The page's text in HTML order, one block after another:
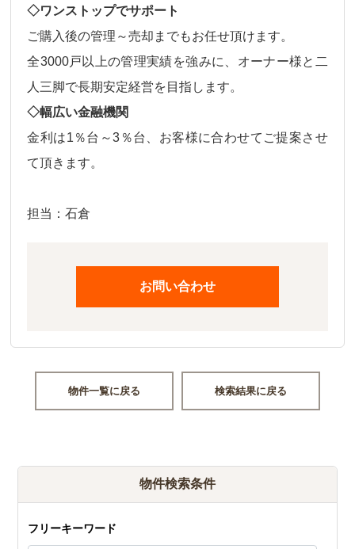
◇ワンストップでサポート
ご購入後の管理～売却 までもお任せ頂けます。
全3000戸以上の管理実績を強みに、オーナー様と二
人三脚で長期安定経営を目指します。
◇幅広い金融機関
金利は1％台～3％台、 お客様に合わせてご提案させ
て頂きます。
担当：石倉
お問い合わせ
物件一覧に戻る 検索結果に戻る
物件検索条件
フリーキーワード